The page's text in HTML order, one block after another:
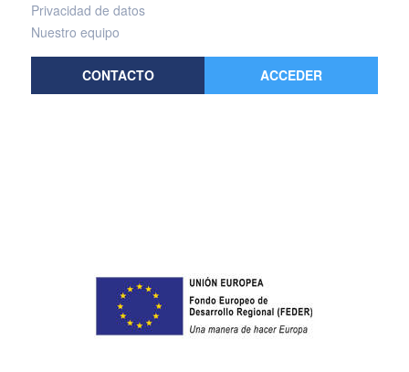
Privacidad de datos
Nuestro equipo
CONTACTO ACCEDER